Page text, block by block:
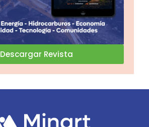
Descargar Revista